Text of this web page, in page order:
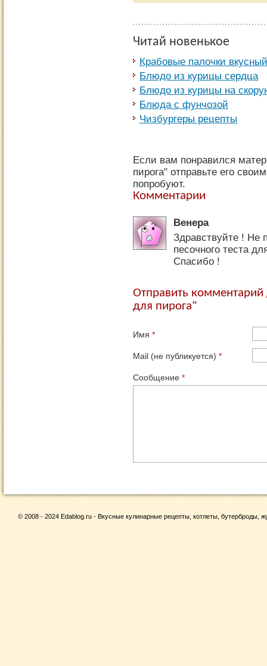
Читай новенькое
Крабовые палочки
Блюдо из курицы сердца
Блюдо из курицы на
Блюда с фунчозой
Чизбургеры рецепты
Если вам понравился
пирога" отправьте его
попробуют.
Комментарии
Венера
Здравствуйте ! Не
песочного теста
Спасибо !
Отправить комментарий
для пирога"
Имя *
Mail (не публикуется) *
Сообщение *
© 2008 - 2024 Edablog.ru - Вкусные кулинарные рецепты, котлеты, бутерброды,